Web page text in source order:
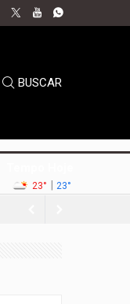
BUSCAR
23° | 23°